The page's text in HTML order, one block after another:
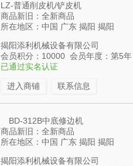
LZ-普通削皮机/铲皮机
商品新旧：全新商品
所在地区：中国 广东 揭阳 揭阳
揭阳添利机械设备有限公司
会员积分：10000 会员年度：第5年
已通过实名认证
进入商铺 联系信息
BD-312B中底修边机
商品新旧：全新商品
所在地区：中国 广东 揭阳 揭阳
揭阳添利机械设备有限公司